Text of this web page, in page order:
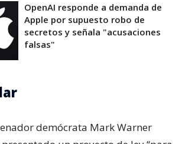
OpenAI responde a demanda de
Apple por supuesto robo de
secretos y señala "acusaciones
falsas"
demócrata Mark Warner